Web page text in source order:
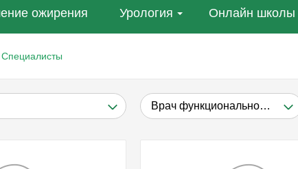
ожирения
Урология Онлайн школы
Специалисты
Врач функциональной диагностики